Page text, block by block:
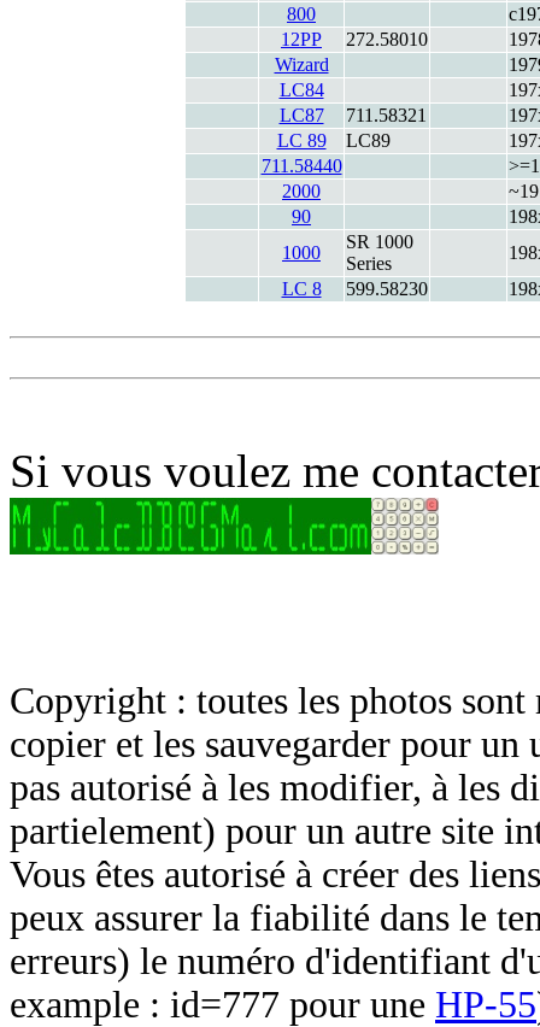
800
12PP
272.58010
Wizard
LC84
LC87
711.58321
LC 89
LC89
711.58440
2000
90
1000
SR 1000
Series
LC 8
599.58230
Si vous voulez me
Copyright : toutes les photos sont
copier et les sauvegarder pour un
pas autorisé à les modifier, à les
partielement) pour un autre site
Vous êtes autorisé à créer des
peux assurer la fiabilité dans le
erreurs) le numéro d'identifiant
example : id=777 pour une HP-55